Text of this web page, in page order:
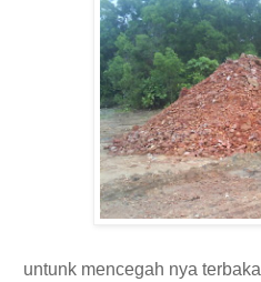
untunk mencegah nya